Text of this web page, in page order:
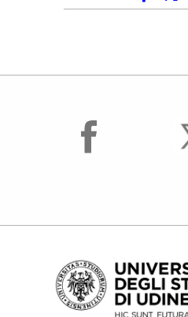
facebook